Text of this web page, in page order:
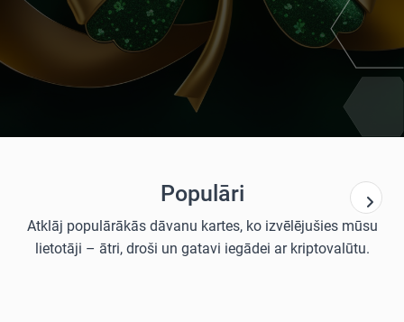
Populāri
Atklāj populārākās dāvanu kartes, ko izvēlējušies mūsu
lietotāji – ātri, droši un gatavi iegādei ar kriptovalūtu.